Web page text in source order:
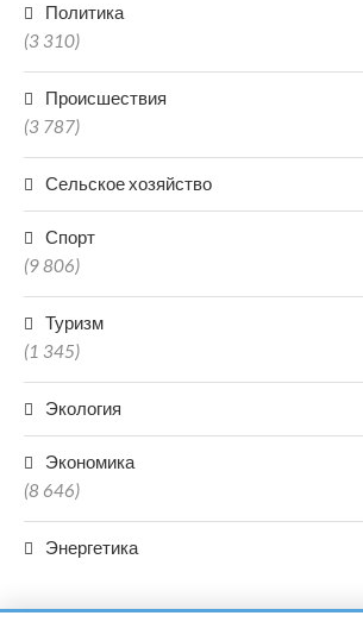
Политика
(3 310)
Происшествия
(3 787)
Сельское хозяйство
Спорт
(9 806)
Туризм
(1 345)
Экология
Экономика
(8 646)
Энергетика